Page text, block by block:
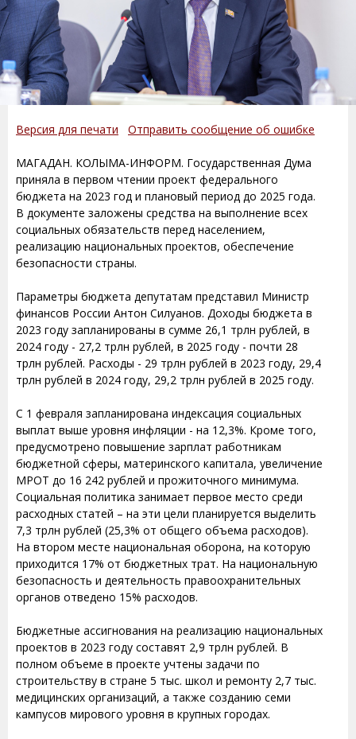
Версия для печати Отправить сообщение об ошибке
МАГАДАН. КОЛЫМА-ИНФОРМ. Государственная Дума
приняла в первом чтении проект федерального
бюджета на 2023 год и плановый период до 2025 года.
В документе заложены средства на выполнение всех
социальных обязательств перед населением,
реализацию национальных проектов, обеспечение
безопасности страны.
Параметры бюджета депутатам представил Министр
финансов России Антон Силуанов. Доходы бюджета в
2023 году запланированы в сумме 26,1 трлн рублей, в
2024 году - 27,2 трлн рублей, в 2025 году - почти 28
трлн рублей. Расходы - 29 трлн рублей в 2023 году, 29,4
трлн рублей в 2024 году, 29,2 трлн рублей в 2025 году.
С 1 февраля запланирована индексация социальных
выплат выше уровня инфляции - на 12,3%. Кроме того,
предусмотрено повышение зарплат работникам
бюджетной сферы, материнского капитала, увеличение
МРОТ до 16 242 рублей и прожиточного минимума.
Социальная политика занимает первое место среди
расходных статей – на эти цели планируется выделить
7,3 трлн рублей (25,3% от общего объема расходов).
На втором месте национальная оборона, на которую
приходится 17% от бюджетных трат. На национальную
безопасность и деятельность правоохранительных
органов отведено 15% расходов.
Бюджетные ассигнования на реализацию национальных
проектов в 2023 году составят 2,9 трлн рублей. В
полном объеме в проекте учтены задачи по
строительству в стране 5 тыс. школ и ремонту 2,7 тыс.
медицинских организаций, а также созданию семи
кампусов мирового уровня в крупных городах.